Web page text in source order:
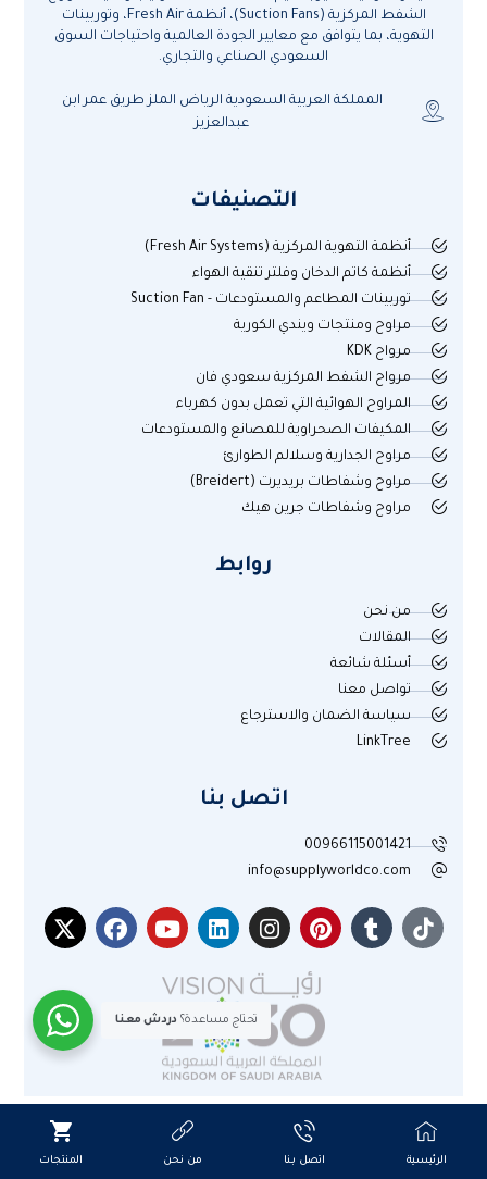
الشفط المركزية (Suction Fans)، أنظمة Fresh Air، وتوربينات
التهوية، بما يتوافق مع معايير الجودة العالمية واحتياجات السوق
السعودي الصناعي والتجاري.
المملكة العربية السعودية الرياض الملز طريق عمر ابن
عبدالعزيز
التصنيفات
أنظمة التهوية المركزية (Fresh Air Systems)
أنظمة كاتم الدخان وفلتر تنقية الهواء
توربينات المطاعم والمستودعات - Suction Fan
مراوح ومنتجات ويندي الكورية
مرواح KDK
مرواح الشفط المركزية سعودي فان
المراوح الهوائية التي تعمل بدون كهرباء
المكيفات الصحراوية للمصانع والمستودعات
مراوح الجدارية وسلالم الطوارئ
مراوح وشفاطات بريديرت (Breidert)
مراوح وشفاطات جرين هيك
روابط
من نحن
المقالات
أسئلة شائعة
تواصل معنا
سياسة الضمان والاسترجاع
LinkTree
اتصل بنا
00966115001421
info@supplyworldco.com
جميع الحقوق محفوظة لموقع عالم التوريد © 2025م
الرئيسية اتصل بنا من نحن المنتجات
تحتاج مساعدة؟ دردش معنا